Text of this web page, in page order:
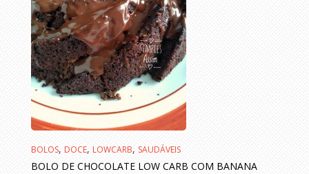
BOLOS, DOCE, LOWCARB, SAUDÁVEIS
BOLO DE CHOCOLATE LOW CARB COM BANANA